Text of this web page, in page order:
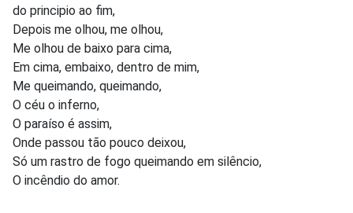
do principio ao fim,
Depois me olhou, me olhou,
Me olhou de baixo para cima,
Em cima, embaixo, dentro de mim,
Me queimando, queimando,
O céu o inferno,
O paraíso é assim,
Onde passou tão pouco deixou,
Só um rastro de fogo queimando em silêncio,
O incêndio do amor.